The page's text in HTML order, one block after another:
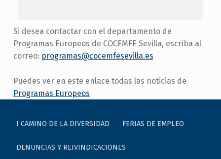
Si desea contactar con el departamento de
Programas Europeos de COCEMFE Sevilla, escriba al
correo: programas@cocemfesevilla.es
Puedes ver en este enlace todas las noticias de
Programas Europeos
Skip back to main navigation
I CAMINO DE LA DIVERSIDAD FERIAS DE EMPLEO
DENUNCIAS Y REIVINDICACIONES